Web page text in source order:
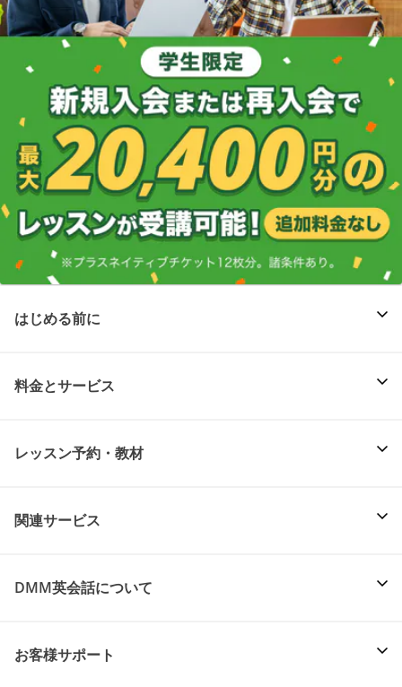
はじめる前に
料金とサービス
レッスン予約・教材
関連サービス
DMM英会話について
お客様サポート